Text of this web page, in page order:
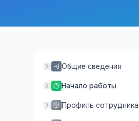
Общие сведения
Начало работы
Профиль сотрудника